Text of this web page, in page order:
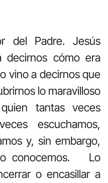
del Padre. Jesús
cómo era
vino a decirnos que
lo maravilloso
tantas veces
escuchamos,
y, sin embargo,
conocemos. Lo
o encasillar a